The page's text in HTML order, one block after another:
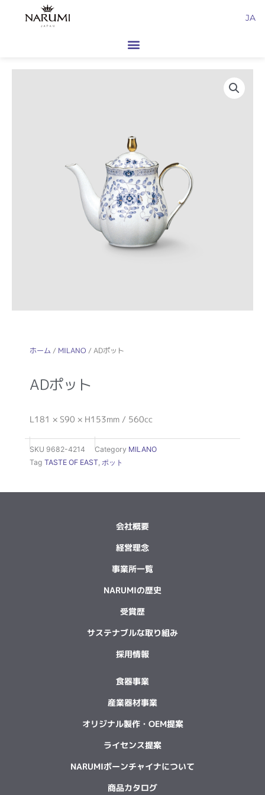
JA
ホーム / MILANO / ADポット
ADポット
L181 × S90 × H153mm / 560cc
SKU 9682-4214 Category MILANO
Tag TASTE OF EAST ポット
会社概要
経営理念
事業所一覧
NARUMIの歴史
受賞歴
サステナブルな取り組み
採用情報
食器事業
産業器材事業
オリジナル製作・OEM提案
ライセンス提案
NARUMIボーンチャイナについて
商品カタログ